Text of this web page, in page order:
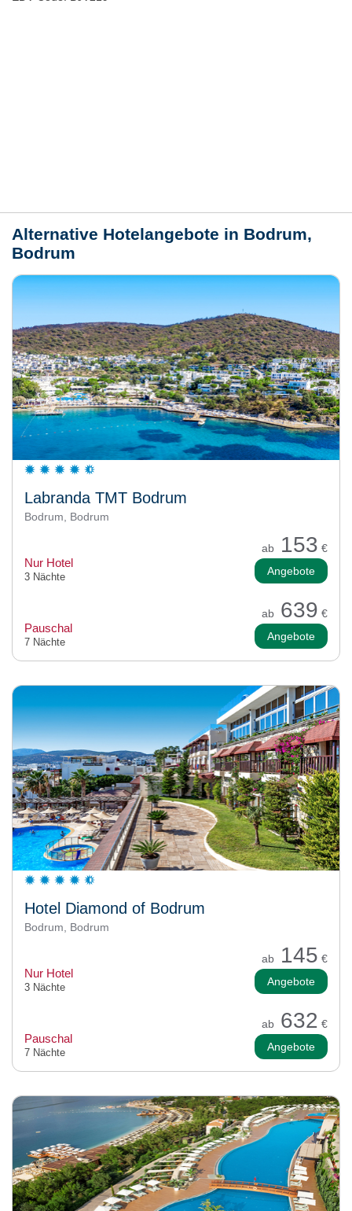
Alternative Hotelangebote in Bodrum,
Bodrum
Labranda TMT Bodrum
Bodrum, Bodrum
ab 153 €
Nur Hotel
3 Nächte Angebote
ab 639 €
Pauschal
7 Nächte Angebote
Hotel Diamond of Bodrum
Bodrum, Bodrum
ab 145 €
Nur Hotel
3 Nächte Angebote
ab 632 €
Pauschal
7 Nächte Angebote